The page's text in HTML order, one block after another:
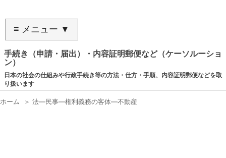
≡ メニュー ▼
手続き（申請・届出）・内容証明郵便など（ケーソルーショ
ン）
日本の社会の仕組みや行政手続き等の方法・仕方・手順、内容証明郵便などを取
り扱います
ホーム ＞ 法―民事―権利義務の客体―不動産